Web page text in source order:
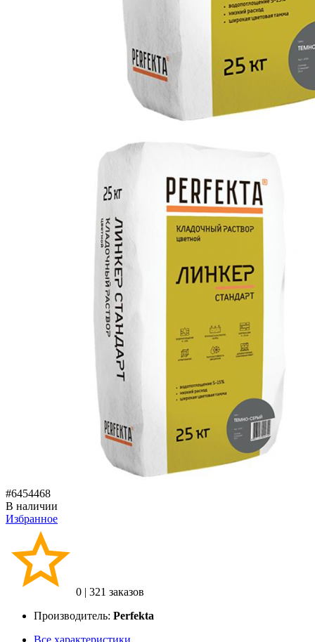
#6454468
В наличии
Избранное
0 | 321 заказов
Производитель: Perfekta
Все характеристики